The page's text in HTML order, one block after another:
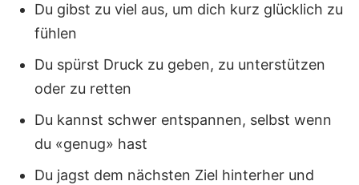
Du gibst zu viel aus, um dich kurz glücklich zu
fühlen
Du spürst Druck zu geben, zu unterstützen
oder zu retten
Du kannst schwer entspannen, selbst wenn
du «genug» hast
Du jagst dem nächsten Ziel hinterher und